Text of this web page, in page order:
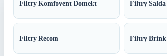
Filtry Komfovent Domekt Filtry Salda
Filtry Recom Filtry Brink